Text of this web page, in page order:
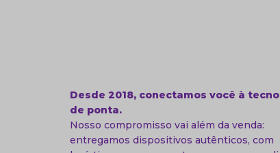
Desde 2018, conectamos você à
de ponta.
Nosso compromisso vai além da venda:
entregamos dispositivos autênticos, com